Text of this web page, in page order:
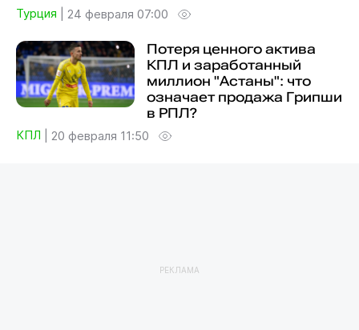
Турция 24 февраля 07:00
Потеря ценного актива
КПЛ и заработанный
миллион "Астаны": что
означает продажа Грипши
в РПЛ?
КПЛ 20 февраля 11:50
РЕКЛАМА